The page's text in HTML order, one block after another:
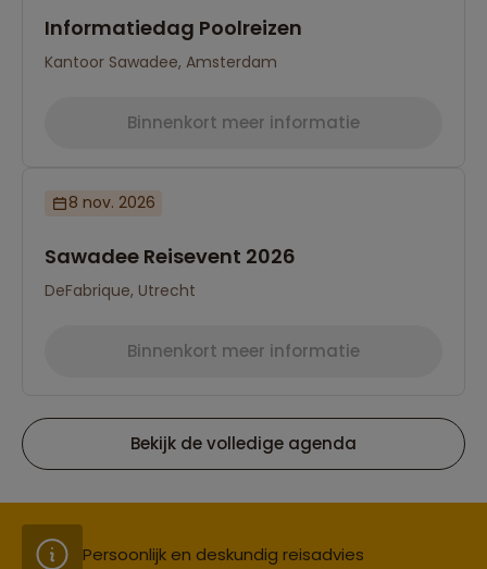
Informatiedag Poolreizen
Kantoor Sawadee, Amsterdam
Binnenkort meer informatie
8 nov. 2026
Sawadee Reisevent 2026
DeFabrique, Utrecht
Binnenkort meer informatie
Bekijk de volledige agenda
Groepsreizen mét indivuele vrijheid
Reiszekerheid met Sawadee
Persoonlijk en deskundig reisadvies